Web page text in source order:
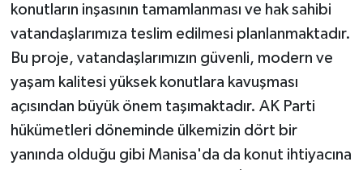
konutların inşasının tamamlanması ve hak sahibi
vatandaşlarımıza teslim edilmesi planlanmaktadır.
Bu proje, vatandaşlarımızın güvenli, modern ve
yaşam kalitesi yüksek konutlara kavuşması
açısından büyük önem taşımaktadır. AK Parti
hükümetleri döneminde ülkemizin dört bir
yanında olduğu gibi Manisa'da da konut ihtiyacına